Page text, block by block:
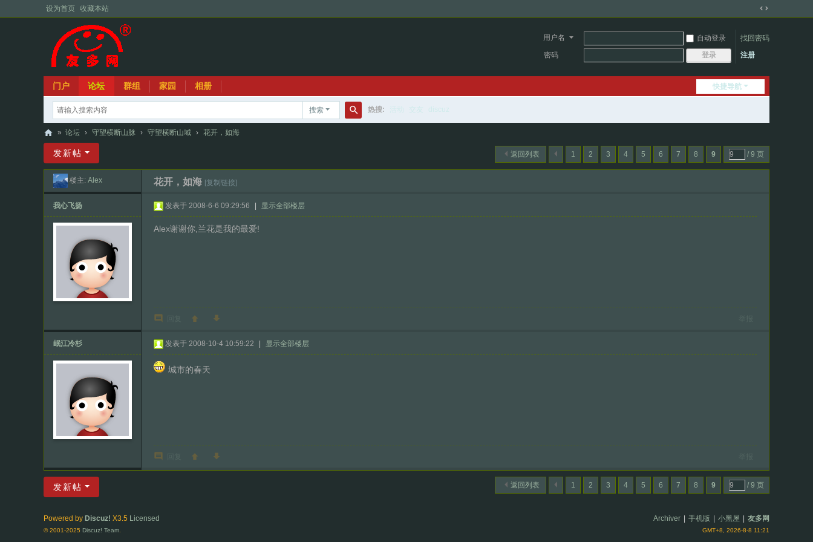
设为首页 收藏本站
切
到
用户名 自动登录
找回密码
密码
登录 注册
快捷导航
门户 论坛 群组 家园 相册
搜索 热搜: 交友 discuz
多
» 论坛 › 守望横断山脉 › 守望横断山域 › 花开，如海
1 2 3 4 5 6 7 8 9 / 9 页
返回列表
发新帖
楼主: Alex 花开，如海 [复制链接]
我心飞扬 发表于 2008-6-6 09:29:56 显示全部楼层
Alex谢谢你,兰花是我的最爱!
岷江冷杉 发表于 2008-10-4 10:59:22 显示全部楼层
城市的春天
1 2 3 4 5 6 7 8 9 / 9 页
返回列表
发新帖
Archiver 手机版 小黑屋 友多网
GMT+8, 2026-8-8 11:21
Powered by Discuz! X3.5 Licensed
© 2001-2025 Discuz! Team